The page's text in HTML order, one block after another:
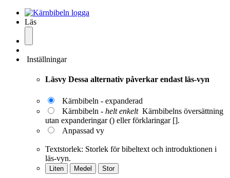
Läs
Inställningar
Läsvy Dessa alternativ påverkar endast läs-vyn
Kärnbibeln - expanderad
Kärnbibeln - helt enkelt Kärnbibelns översättning
utan expanderingar () eller förklaringar [].
Anpassad vy
Textstorlek: Storlek för bibeltext och introduktionen i
läs-vyn.
Liten Medel Stor